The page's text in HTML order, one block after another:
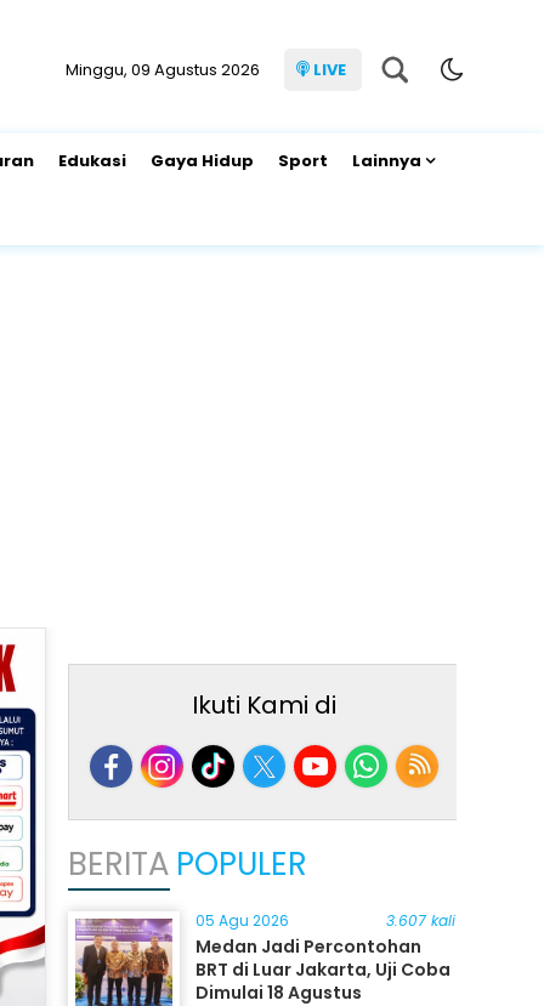
Minggu, 09 Agustus 2026 LIVE
Edukasi Gaya Hidup Sport Lainnya
Ikuti Kami di
BERITA POPULER
05 Agu 2026 3.607 kali
Medan Jadi Percontohan
BRT di Luar Jakarta, Uji Coba
Dimulai 18 Agustus